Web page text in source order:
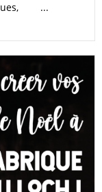
...